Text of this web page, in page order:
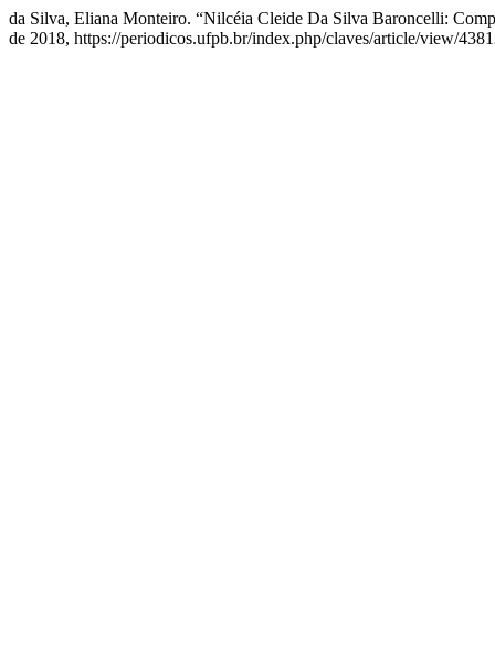
da Silva, Eliana Monteiro. “Nilcéia Cleide Da Silva Baroncelli:
de 2018, https://periodicos.ufpb.br/index.php/claves/article/view/